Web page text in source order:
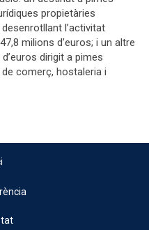
propietàries
l’activitat
milions d’euros; i un altre
dirigit a pimes
comerç, hostaleria i